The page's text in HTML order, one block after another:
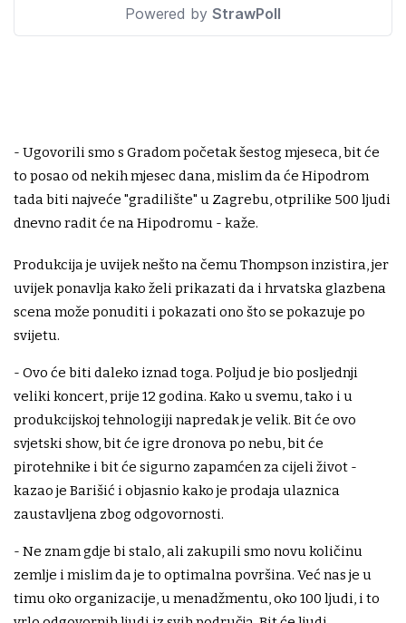
- Ugovorili smo s Gradom početak šestog mjeseca, bit će
to posao od nekih mjesec dana, mislim da će Hipodrom
tada biti najveće "gradilište" u Zagrebu, otprilike 500 ljudi
dnevno radit će na Hipodromu - kaže.
Produkcija je uvijek nešto na čemu Thompson inzistira, jer
uvijek ponavlja kako želi prikazati da i hrvatska glazbena
scena može ponuditi i pokazati ono što se pokazuje po
svijetu.
- Ovo će biti daleko iznad toga. Poljud je bio posljednji
veliki koncert, prije 12 godina. Kako u svemu, tako i u
produkcijskoj tehnologiji napredak je velik. Bit će ovo
svjetski show, bit će igre dronova po nebu, bit će
pirotehnike i bit će sigurno zapamćen za cijeli život -
kazao je Barišić i objasnio kako je prodaja ulaznica
zaustavljena zbog odgovornosti.
- Ne znam gdje bi stalo, ali zakupili smo novu količinu
zemlje i mislim da je to optimalna površina. Već nas je u
timu oko organizacije, u menadžmentu, oko 100 ljudi, i to